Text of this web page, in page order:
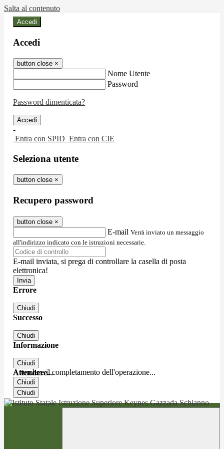
Salta al contenuto
Accedi
Accedi
button close ×
Nome Utente
Password
Password dimenticata?
-
Entra con SPID Entra con CIE
Seleziona utente
button close ×
Recupero password
button close ×
E-mail Verrà inviato un messaggio
all'indirizzo indicato con le istruzioni necessarie.
E-mail inviata, si prega di controllare la casella di posta
elettronica!
Errore
Chiudi
Successo
Chiudi
Informazione
Chiudi
Attendere...
Attendere il completamento dell'operazione...
Chiudi
Chiudi